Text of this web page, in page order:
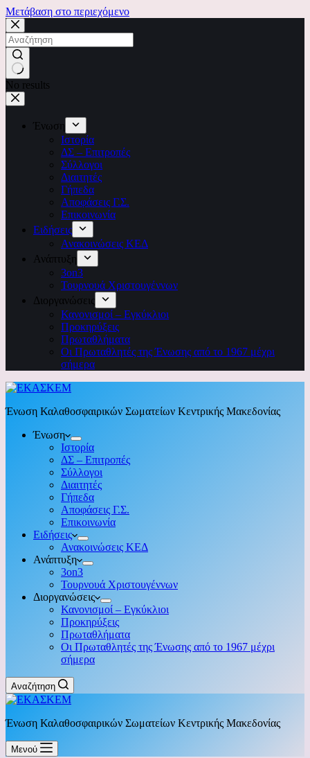
Μετάβαση στο περιεχόμενο
No results
Ένωση
Ιστορία
ΔΣ – Επιτροπές
Σύλλογοι
Διαιτητές
Γήπεδα
Αποφάσεις Γ.Σ.
Επικοινωνία
Ειδήσεις
Ανακοινώσεις ΚΕΔ
Ανάπτυξη
3on3
Τουρνουά Χριστουγέννων
Διοργανώσεις
Κανονισμοί – Εγκύκλιοι
Προκηρύξεις
Πρωταθλήματα
Οι Πρωταθλητές της Ένωσης από το 1967 μέχρι
σήμερα
Ένωση Καλαθοσφαιρικών Σωματείων Κεντρικής Μακεδονίας
Ένωση
Ιστορία
ΔΣ – Επιτροπές
Σύλλογοι
Διαιτητές
Γήπεδα
Αποφάσεις Γ.Σ.
Επικοινωνία
Ειδήσεις
Ανακοινώσεις ΚΕΔ
Ανάπτυξη
3on3
Τουρνουά Χριστουγέννων
Διοργανώσεις
Κανονισμοί – Εγκύκλιοι
Προκηρύξεις
Πρωταθλήματα
Οι Πρωταθλητές της Ένωσης από το 1967 μέχρι
σήμερα
Αναζήτηση
Ένωση Καλαθοσφαιρικών Σωματείων Κεντρικής Μακεδονίας
Μενού